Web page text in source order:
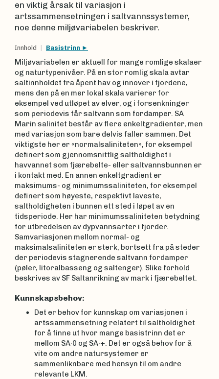
en viktig årsak til variasjon i
artssammensetningen i saltvannssystemer,
noe denne miljøvariabelen beskriver.
Innhold Basistrinn
Miljøvariabelen er aktuell for mange romlige skalaer
og naturtypenivåer. På en stor romlig skala avtar
saltinnholdet fra åpent hav og innover i fjordene,
mens den på en mer lokal skala varierer for
eksempel ved utløpet av elver, og i forsenkninger
som periodevis får saltvann som fordamper. SA
Marin salinitet består av flere enkeltgradienter, men
med variasjon som bare delvis faller sammen. Det
viktigste her er «normalsaliniteten», for eksempel
definert som gjennomsnittlig saltholdighet i
havvannet som fjærebelte- eller saltvannsbunnen er
i kontakt med. En annen enkeltgradient er
maksimums- og minimumssaliniteten, for eksempel
definert som høyeste, respektivt laveste,
saltholdigheten i bunnen ett sted i løpet av en
tidsperiode. Her har minimumssaliniteten betydning
for utbredelsen av dypvannsarter i fjorder.
Samvariasjonen mellom normal- og
maksimalsaliniteten er sterk, bortsett fra på steder
der periodevis stagnerende saltvann fordamper
(pøler, litoralbasseng og saltenger). Slike forhold
beskrives av SF Saltanrikning av mark i fjærebeltet.
Kunnskapsbehov:
Det er behov for kunnskap om variasjonen i
artssammensetning relatert til saltholdighet
for å finne ut hvor mange basistrinn det er
mellom SA∙0 og SA∙+. Det er også behov for å
vite om andre natursystemer er
sammenliknbare med hensyn til om andre
relevante LKM.